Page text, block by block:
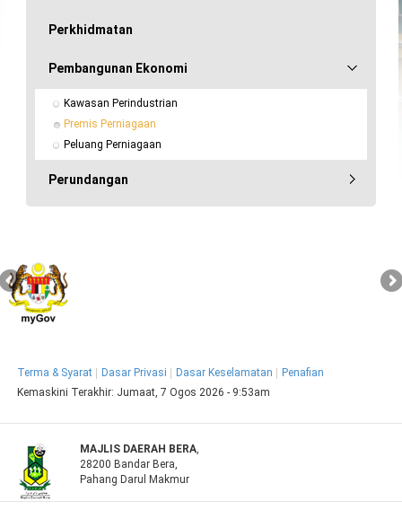
Perkhidmatan
Pembangunan Ekonomi
Kawasan Perindustrian
Premis Perniagaan
Peluang Perniagaan
Perundangan
Terma & Syarat Dasar Privasi Dasar Keselamatan
Penafian
Kemaskini Terakhir: Jumaat, 7 Ogos 2026 - 9:53am
MAJLIS DAERAH BERA,
28200 Bandar Bera,
Pahang Darul Makmur